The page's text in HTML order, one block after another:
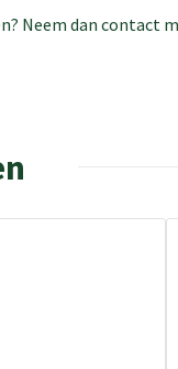
Neem dan contact